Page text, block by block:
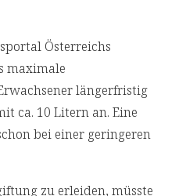
Österreichs
maximale
längerfristig
ca. 10 Litern an. Eine
bei einer geringeren
zu erleiden, müsste